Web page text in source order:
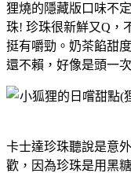
狸燒的隱藏版口味不
珠! 珍珠很新鮮又Q，
挺有嚼勁。 奶茶餡甜
還不賴，好像是頭一
卡士達珍珠聽說是意
歡， 因為珍珠是用黑